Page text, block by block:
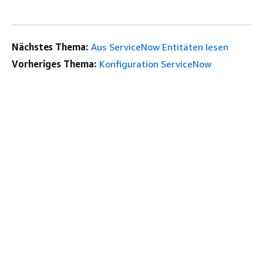
Nächstes Thema: Aus ServiceNow Entitäten lesen
Vorheriges Thema: Konfiguration ServiceNow